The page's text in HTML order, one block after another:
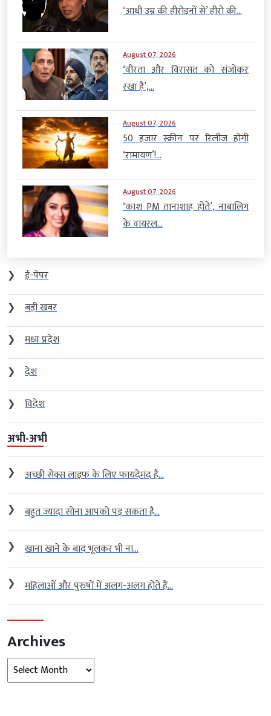
‘आधी उम्र की हीरोइनों से’ हीरो की...
August 07, 2026
‘वीरता और विरासत को संजोकर
रखा है’,...
August 07, 2026
50 हजार स्क्रीन पर रिलीज होगी
‘रामायण’!...
August 07, 2026
‘काश PM तानाशाह होते’, नाबालिग
के वायरल...
❯
ई-पेपर
❯
बड़ी खबर
❯
मध्य प्रदेश
❯
देश
❯
विदेश
अभी-अभी
❯ अच्छी सेक्स लाइफ के लिए फायदेमंद है...
❯ बहुत ज्यादा सोना आपको पड़ सकता है...
❯ खाना खाने के बाद भूलकर भी ना...
❯ महिलाओं और पुरुषों में अलग-अलग होते हैं...
Archives
Archives